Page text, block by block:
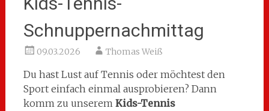
Schnuppernachmittag
09.03.2026 Thomas Weiß
Du hast Lust auf Tennis oder möchtest den
Sport einfach einmal ausprobieren? Dann
komm zu unserem Kids-Tennis